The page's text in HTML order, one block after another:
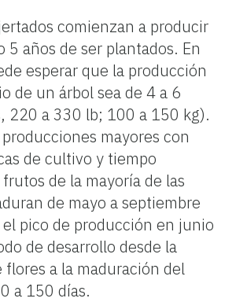
comienzan a producir
5 años de ser plantados. En
esperar que la producción
de un árbol sea de 4 a 6
220 a 330 lb; 100 a 150 kg).
mayores con
de cultivo y tiempo
de la mayoría de las
de mayo a septiembre
pico de producción en junio
de desarrollo desde la
a la maduración del
a 150 días.